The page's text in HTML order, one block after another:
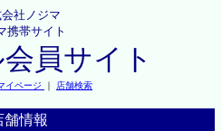
社ノジマ
携帯サイト
員サイト
イページ ｜ 店舗検索
舗情報